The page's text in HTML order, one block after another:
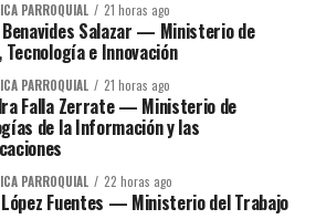
PARROQUIAL 21 horas ago
Benavides Salazar — Ministerio de
Tecnología e Innovación
PARROQUIAL 21 horas ago
Falla Zerrate — Ministerio de
de la Información y las
PARROQUIAL 22 horas ago
Fuentes — Ministerio del Trabajo